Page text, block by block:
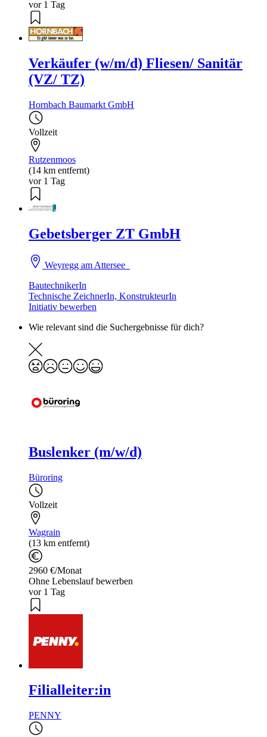
vor 1 Tag
Verkäufer (w/m/d) Fliesen/ Sanitär
(VZ/ TZ)
Hornbach Baumarkt GmbH
Vollzeit
Rutzenmoos
(14 km entfernt)
vor 1 Tag
Gebetsberger ZT GmbH
Weyregg am Attersee
BautechnikerIn
Technische ZeichnerIn, KonstrukteurIn
Initiativ bewerben
Wie relevant sind die Suchergebnisse für dich?
Buslenker (m/w/d)
Büroring
Vollzeit
Wagrain
(13 km entfernt)
2960 €/Monat
Ohne Lebenslauf bewerben
vor 1 Tag
Filialleiter:in
PENNY